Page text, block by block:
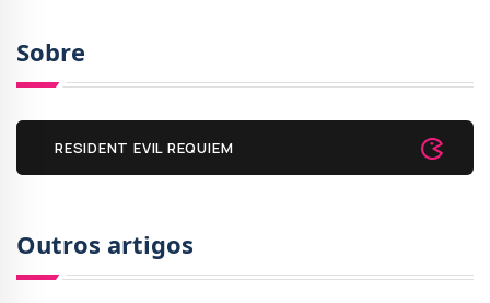
Sobre
RESIDENT EVIL REQUIEM
Outros artigos